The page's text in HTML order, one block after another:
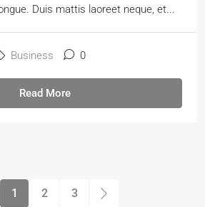
Duis mattis laoreet neque, et...
Business 0
Read More
1 2 3